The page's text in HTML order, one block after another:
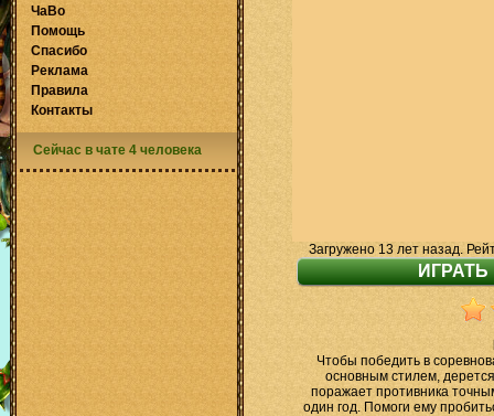
Загружено 13 лет назад.
Чтобы победить в
основным стилем,
поражает противника
один год. Помоги ему
ЧаВо
Помощь
Спасибо
Реклама
Правила
Контакты
Сейчас в чате 4 человека